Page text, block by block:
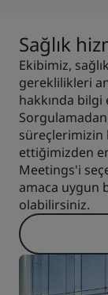
Sağlık
Ekibimiz,
gereklilikleri
hakkında bilgi
süreçlerimizin
ettiğimizden
Meetings'i
amaca uygun
olabilirsiniz.